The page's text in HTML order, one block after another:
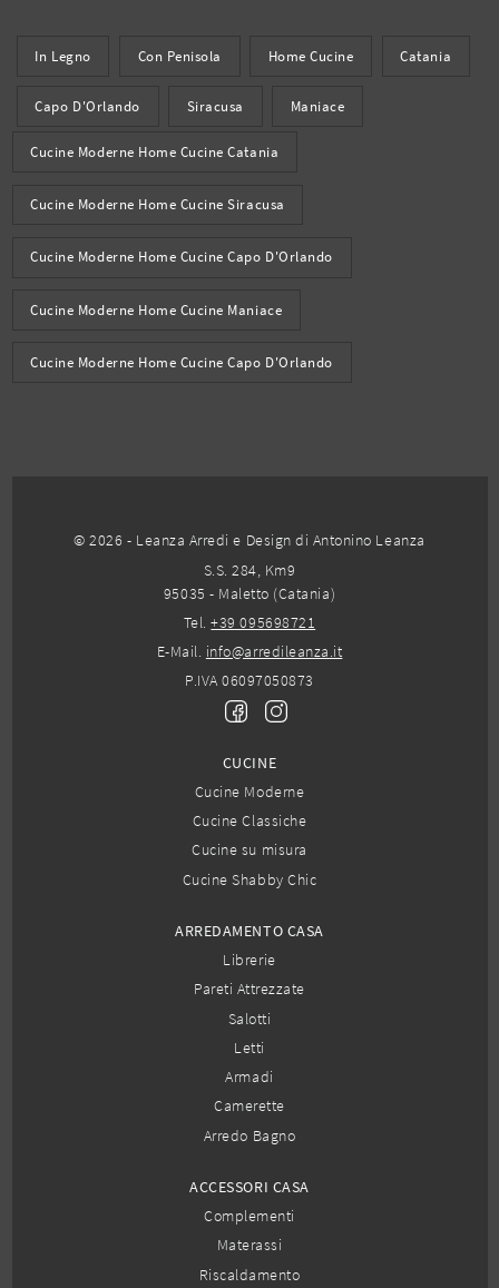
In Legno Con Penisola Home Cucine Catania
Capo D'Orlando Siracusa Maniace
Cucine Moderne Home Cucine Catania
Cucine Moderne Home Cucine Siracusa
Cucine Moderne Home Cucine Capo D'Orlando
Cucine Moderne Home Cucine Maniace
Cucine Moderne Home Cucine Capo D'Orlando
© 2026 - Leanza Arredi e Design di Antonino Leanza
S.S. 284, Km9
95035 - Maletto (Catania)
Tel.+39 095698721
E-Mail. info@arredileanza.it
P.IVA 06097050873
CUCINE
Cucine Moderne
Cucine Classiche
Cucine su misura
Cucine Shabby Chic
ARREDAMENTO CASA
Librerie
Pareti Attrezzate
Salotti
Letti
Armadi
Camerette
Arredo Bagno
ACCESSORI CASA
Complementi
Materassi
Riscaldamento